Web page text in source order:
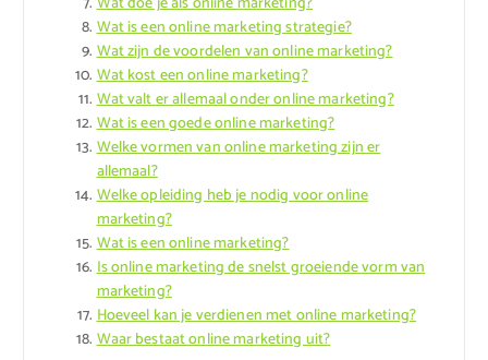
Wat is een online marketing strategie?
Wat zijn de voordelen van online marketing?
Wat kost een online marketing?
Wat valt er allemaal onder online marketing?
Wat is een goede online marketing?
Welke vormen van online marketing zijn er
allemaal?
Welke opleiding heb je nodig voor online
marketing?
Wat is een online marketing?
Is online marketing de snelst groeiende vorm van
marketing?
Hoeveel kan je verdienen met online marketing?
Waar bestaat online marketing uit?